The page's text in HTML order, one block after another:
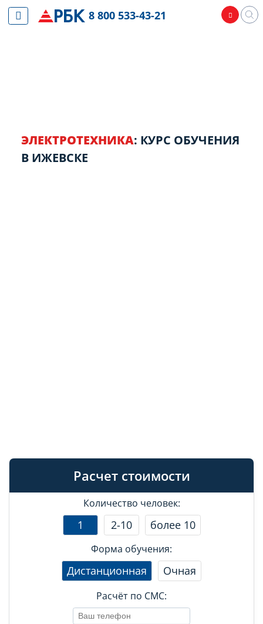
ЭЛЕКТРОТЕХНИКА: КУРС ОБУЧЕНИЯ
В ИЖЕВСКЕ
Расчет стоимости
Количество человек:
1 2-10 более 10
Форма обучения:
Дистанционная Очная
Расчёт по СМС:
8 800 533-43-21